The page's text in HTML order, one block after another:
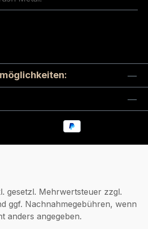
gesetzl. Mehrwertsteuer zzgl.
ggf. Nachnahmegebühren, wenn
anders angegeben.